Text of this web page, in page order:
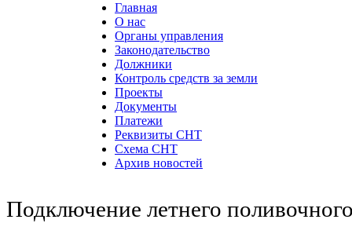
Главная
О нас
Органы управления
Законодательство
Должники
Контроль средств за земли
Проекты
Документы
Платежи
Реквизиты СНТ
Схема СНТ
Архив новостей
Подключение летнего